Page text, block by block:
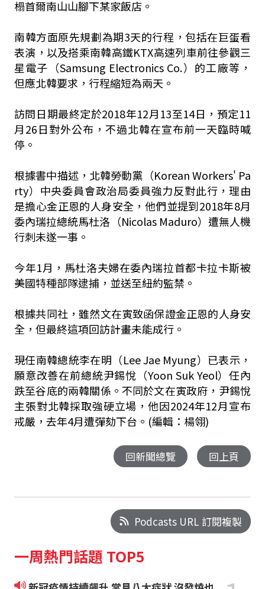
榻首爾南山山腳下某家飯店。
南韓方面原先規劃為期3天的行程，包括在巨蛋看
表演，以及搭乘南韓高鐵KTX高速列車前往參觀三
星電子（Samsung Electronics Co.）的工廠等，
但應北韓要求，行程縮短為兩天。
訪問日期最終定於2018年12月13至14日，預定11
月26日對外公布，不過北韓在宣布前一天臨時喊
停。
根據書中描述，北韓勞動黨（Korean Workers' Pa
rty）中央委員會政治局委員強力反對此行，理由
是擔心金正恩的人身安全，他們並提到2018年8月
委內瑞拉總統馬杜洛（Nicolas Maduro）遭無人機
行刺未遂一事。
今年1月，馬杜洛夫婦在委內瑞拉首都卡拉卡斯被
美國特種部隊逮捕，並送至紐約監禁。
根據共同社，雖然文在寅致函保證金正恩的人身安
全，但最終這項回訪計畫未能成行。
現任南韓總統李在明（Lee Jae Myung）已表示，
願意改善在前總統尹錫悅（Yoon Suk Yeol）任內
跌至谷底的兩韓關係。不同於文在寅政府，尹錫悅
主張對北韓採取強硬立場，他因2024年12月宣布
戒嚴，去年4月遭彈劾下台。(編輯：楊翎)
回新聞總覽 回上頁
Podcasts URL 訂閱複製
一周熱門話題 TOP5